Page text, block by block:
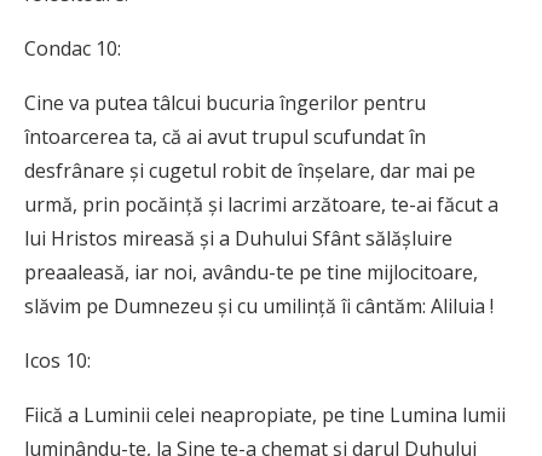
Condac 10:
Cine va putea tâlcui bucuria îngerilor pentru
întoarcerea ta, că ai avut trupul scufun­dat în
desfrânare și cugetul robit de înșelare, dar mai pe
urmă, prin pocăință și lacrimi arzătoare, te-ai făcut a
lui Hristos mireasă și a Duhului Sfânt sălășluire
preaaleasă, iar noi, avându-te pe tine mijlocitoare,
slăvim pe Dumnezeu și cu umi­lință îi cântăm: Aliluia !
Icos 10:
Fiică a Luminii celei neapropiate, pe tine Lumina lumii
luminându-te, la Sine te-a chemat și darul Duhului